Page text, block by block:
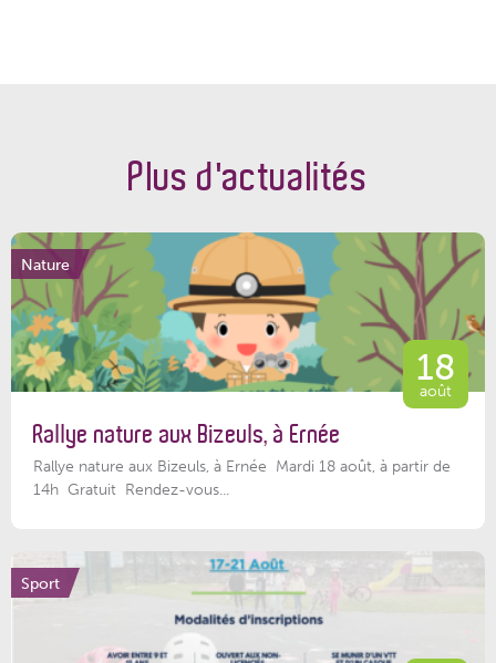
Plus d'actualités
Nature
18
août
Rallye nature aux Bizeuls, à Ernée
Rallye nature aux Bizeuls, à Ernée Mardi 18 août, à partir de
14h Gratuit Rendez-vous...
Sport